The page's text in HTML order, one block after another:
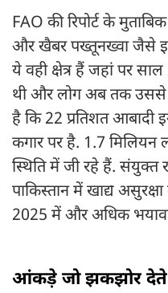
FAO की रिपोर्ट के
और खैबर पख्तूनख्वा जैसे
ये वही क्षेत्र हैं जहां पर
थी और लोग अब तक उससे
है कि 22 प्रतिशत
कगार पर है. 1.7
स्थिति में जी रहे हैं. संयुक्त
पाकिस्तान में खाद्य
2025 में और अधिक
आंकड़े जो झकझोर